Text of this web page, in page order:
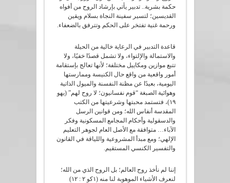
حكمة بشرية.. تدبير يأتي بإرشاد الروح من أفواه
القديسين؛ لتسير سفينة النجاة بسلام ويقين
ورحمة غنية تفتخر على الحكم وتترفق بالضعفاء.
قاعدة التدبير في الرعاية خالية من الحيلة
والاستمالة والإلتواء، ولا تشمل قصدًا خفيًا، ولا
تتبع موازين ومكاييل مختلفة؛ لأنها تعالج بإستقامة
أمور واقعية من واقع حال الكنيسة وممارستها
اليومية، بعيدًا عن مظنة النفسنة والميول الذاتية
وهوائية الصبغة “قوم نفسانيون؛ لا روح لهم” (يهو
١٩)، فتستمد محبتها وشرعيتها من الكتب
المقدسة أنفاس الله؛ ومن قوانين الرسل
والدسقولية وأحكام المجامع المسكونية وفكر
الآباء… متوافقة مع الأصل العام لجوهر التعليم
الإلهي؛ ومع مبدأ المشروعية واللياقة في القانون
والتفسير الكنسي المستقيم.
إننا لم نأخذ روح العالم؛ بل الروح الذﻱ من الله؛
لنعرف الأشياء الموهوبة لنا منه (١كو ٢ : ١٢)